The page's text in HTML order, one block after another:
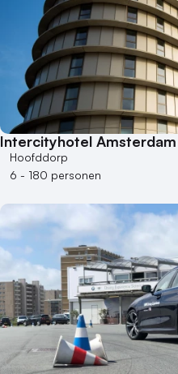
Intercityhotel
Hoofddorp
6 - 180 personen